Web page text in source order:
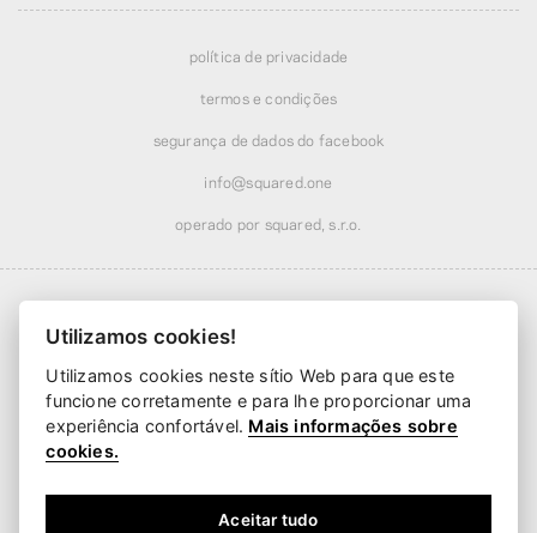
política de privacidade
termos e condições
segurança de dados do facebook
info@squared.one
operado por squared, s.r.o.
Envio a partir de€ 5,28· grátis acima de€ 51,93
Entrega a partir de2 dias úteis
Utilizamos cookies!
Utilizamos cookies neste sítio Web para que este
funcione corretamente e para lhe proporcionar uma
experiência confortável. Mais informações sobre
cookies.
Aceitar tudo